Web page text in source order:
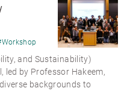
and Sustainability)
led by Professor Hakeem,
backgrounds to